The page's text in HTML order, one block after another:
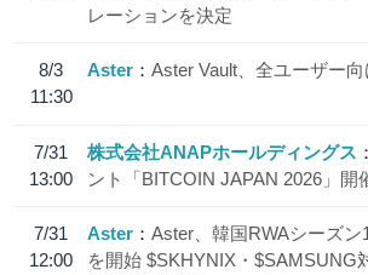
レーションを決定
8/3
11:30
Aster Aster Vault、全ユーザー
7/31
13:00
株式会社ANAPホールディングス
ント「BITCOIN JAPAN 2026」開
7/31
12:00
Aster
Aster、韓国RWAシーズ
を開始 $SKHYNIX・$SAMSUNG